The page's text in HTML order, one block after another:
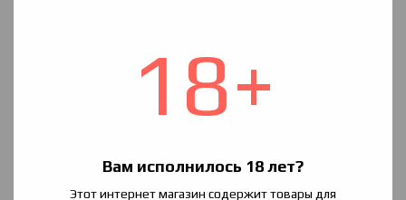
18+
Вам исполнилось 18 лет?
Этот интернет магазин содержит товары для